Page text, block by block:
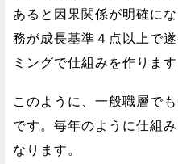
あると因果関係が明確に
務が成長基準４点以上で
ミングで仕組みを作ります
このように、一般職層で
です。毎年のように仕組
なります。